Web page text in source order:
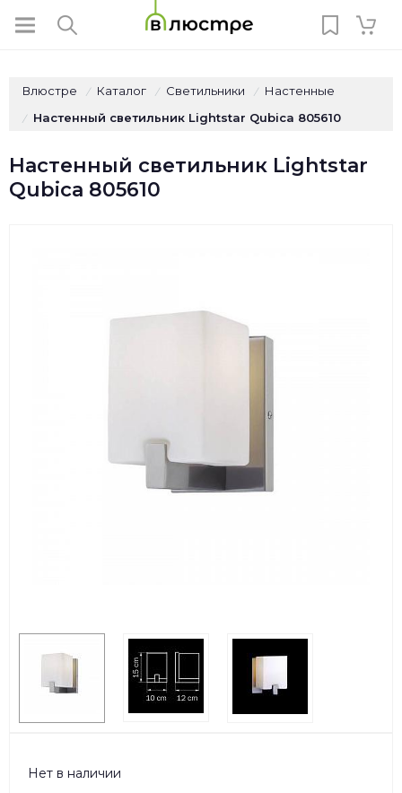
Влюстре / Каталог / Светильники / Настенные
/ Настенный светильник Lightstar Qubica 805610
Настенный светильник Lightstar
Qubica 805610
Нет в наличии